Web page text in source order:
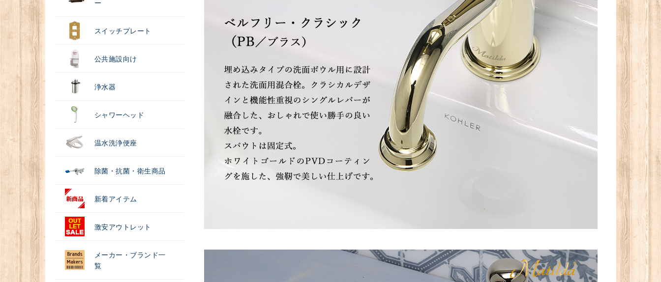
ー
スイッチプレート
公共施設向け
浄水器
シャワーヘッド
温水洗浄便座
除菌・抗菌・衛生商品
新着アイテム
激安アウトレット
メーカー・ブランド一
覧